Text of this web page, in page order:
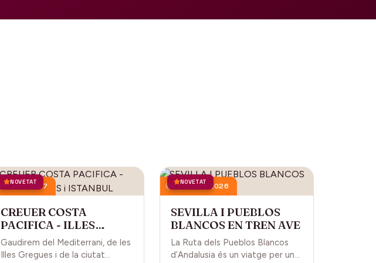
NOVETAT
18 juny 2027
CREUER COSTA
PACIFICA - ILLES
GREGUES i ISTANBUL
Gaudirem del Mediterrani, de les
Illes Gregues i de la ciutat
NOVETAT
3 octubre 2026
SEVILLA I PUEBLOS
BLANCOS EN TREN AVE
La Ruta dels Pueblos Blancos
d’Andalusia és un viatge per una